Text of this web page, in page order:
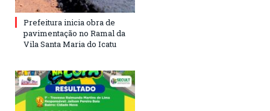
Prefeitura inicia obra de
pavimentação no Ramal da
Vila Santa Maria do Icatu